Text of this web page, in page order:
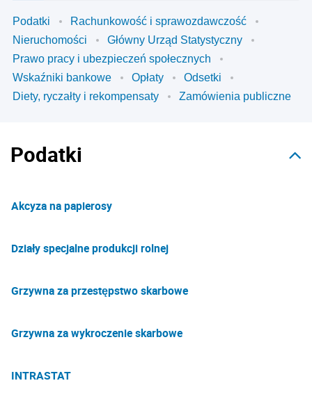
Podatki
Rachunkowość i sprawozdawczość
Nieruchomości
Główny Urząd Statystyczny
Prawo pracy i ubezpieczeń społecznych
Wskaźniki bankowe
Opłaty
Odsetki
Diety, ryczałty i rekompensaty
Zamówienia publiczne
Podatki
Akcyza na papierosy
Działy specjalne produkcji rolnej
Grzywna za przestępstwo skarbowe
Grzywna za wykroczenie skarbowe
INTRASTAT